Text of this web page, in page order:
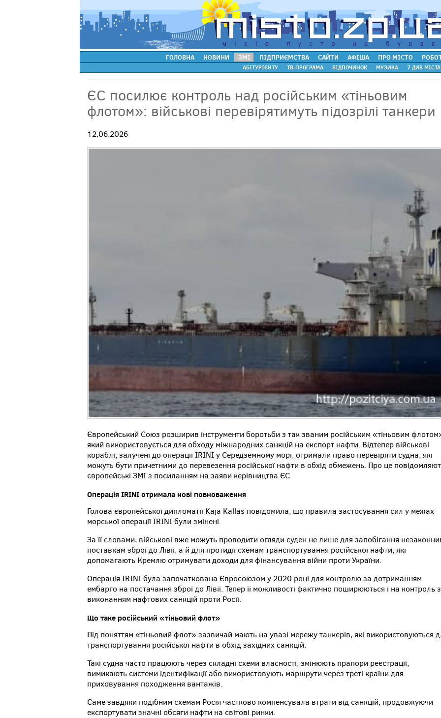
ГОЛОВНА НОВИНИ ЗМІ ПІДПРИЄМСТВА САЙТИ АФІША ПРО МІСТО
АБІТУРІЄНТУ ТВ-ПРОГРАМА ВІДПОЧИНОК МУЗИКА 7 ДИВ МІСТА
ЄС посилює контроль над російським «тіньовим
флотом»: військові перевірятимуть підозрілі танкери
12.06.2026
Європейський Союз розширив інструменти боротьби з так званим російським «тіньовим
який використовується для обходу міжнародних санкцій на експорт нафти. Відтепер військові
кораблі, залучені до операції IRINI у Середземному морі, отримали право перевіряти судна, які
можуть бути причетними до перевезення російської нафти в обхід обмежень. Про це
європейські ЗМІ з посиланням на заяви керівництва ЄС.
Операція IRINI отримала нові повноваження
Голова європейської дипломатії Kaja Kallas повідомила, що правила застосування сил у межах
морської операції IRINI були змінені.
За її словами, військові вже можуть проводити огляди суден не лише для запобігання
поставкам зброї до Лівії, а й для протидії схемам транспортування російської нафти, які
допомагають Кремлю отримувати доходи для фінансування війни проти України.
Операція IRINI була започаткована Євросоюзом у 2020 році для контролю за дотриманням
ембарго на постачання зброї до Лівії. Тепер її можливості фактично поширюються і на контроль
виконанням нафтових санкцій проти Росії.
Що таке російський «тіньовий флот»
Під поняттям «тіньовий флот» зазвичай мають на увазі мережу танкерів, які використовуються
транспортування російської нафти в обхід західних санкцій.
Такі судна часто працюють через складні схеми власності, змінюють прапори реєстрації,
вимикають системи ідентифікації або використовують маршрути через треті країни для
приховування походження вантажів.
Саме завдяки подібним схемам Росія частково компенсувала втрати від санкцій, продовжуючи
експортувати значні обсяги нафти на світові ринки.